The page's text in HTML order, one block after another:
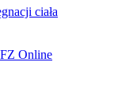
ciała
Online